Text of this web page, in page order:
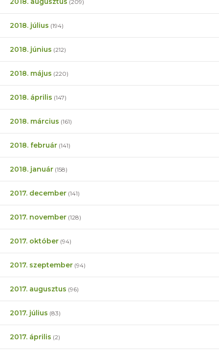
(209)
2018. július (194)
2018. június (212)
2018. május (220)
2018. április (147)
2018. március (161)
2018. február (141)
2018. január (158)
2017. december (141)
2017. november (128)
2017. október (94)
2017. szeptember (94)
2017. augusztus (96)
2017. július (83)
2017. április (2)